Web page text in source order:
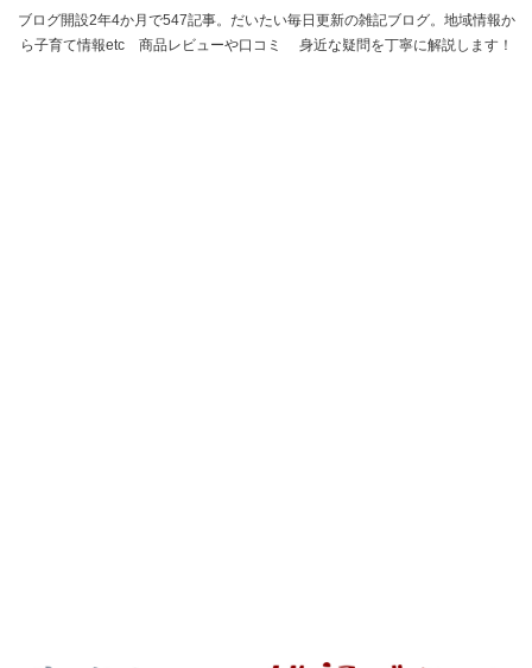
ブログ開設2年4か月で547記事。だいたい毎日更新の雑記ブログ。地域情報か
ら子育て情報etc 商品レビューや口コミ 身近な疑問を丁寧に解説します！